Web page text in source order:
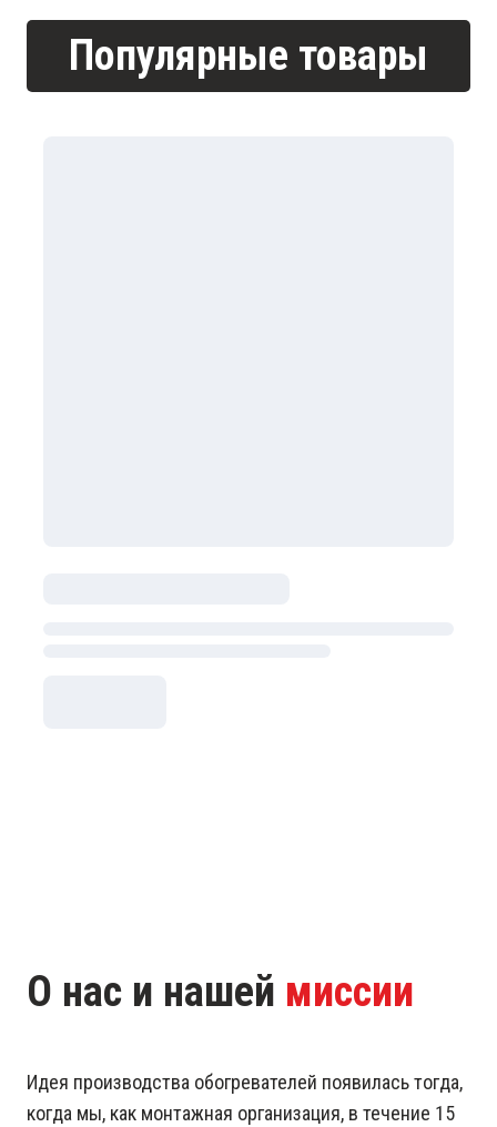
Популярные товары
О нас и нашей миссии
Идея производства обогревателей появилась тогда,
когда мы, как монтажная организация, в течение 15